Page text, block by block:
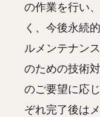
の作業を行い
く、今後永続
ルメンテナン
のための技術
のご要望に応
ぞれ完了後は